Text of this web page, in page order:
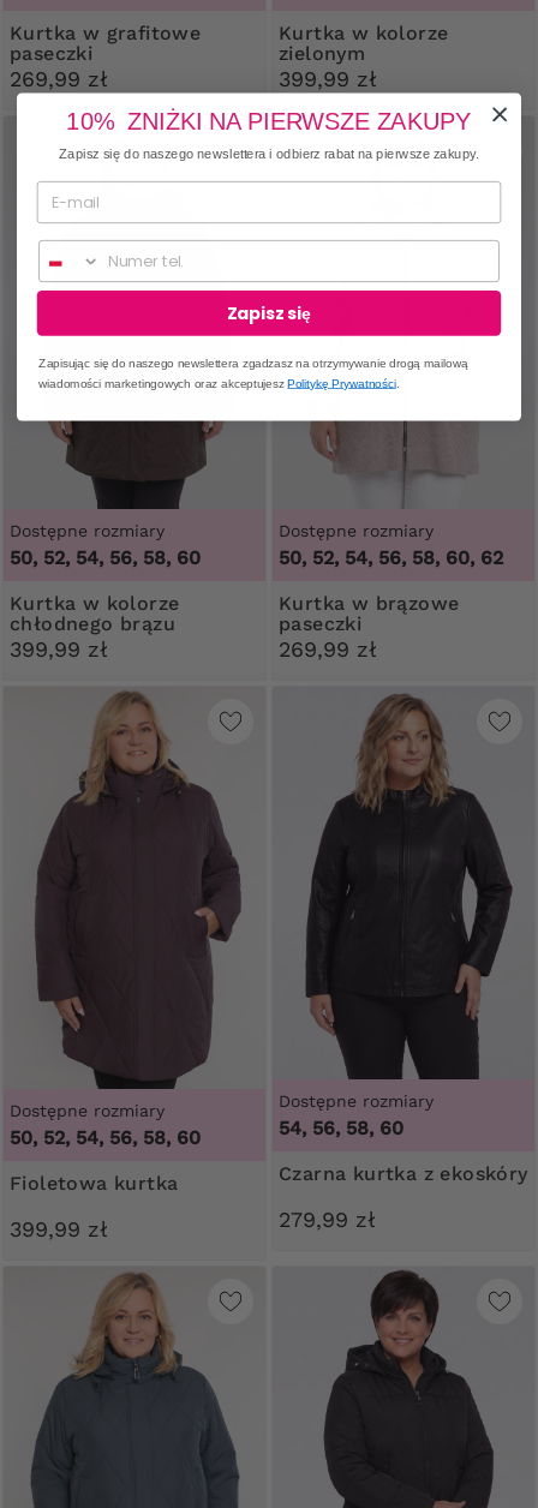
Kurtka w grafitowe
paseczki
269,99 zł
Kurtka w kolorze
zielonym
399,99 zł
Dostępne rozmiary
50, 52, 54, 56, 58, 60
Kurtka w kolorze
chłodnego brązu
399,99 zł
Dostępne rozmiary
50, 52, 54, 56, 58, 60, 62
Kurtka w brązowe
paseczki
269,99 zł
Dostępne rozmiary
50, 52, 54, 56, 58, 60
Fioletowa kurtka
399,99 zł
Dostępne rozmiary
54, 56, 58, 60
Czarna kurtka z ekoskóry
279,99 zł
10% ZNIŻKI NA PIERWSZE ZAKUPY
Zapisz się do naszego newslettera i odbierz rabat na pierwsze zakupy.
Numer telefonu
Zapisz się
Zapisując się do naszego newslettera zgadzasz na otrzymywanie drogą mailową
wiadomości marketingowych oraz akceptujeszPolitykę Prywatności.